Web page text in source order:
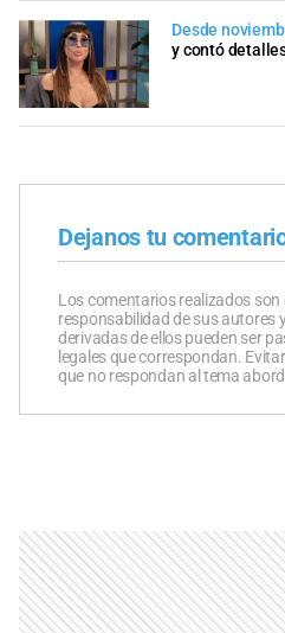
Desde
y contó
Dejanos tu
Los comentarios realizados son
responsabilidad de sus autores
derivadas de ellos pueden ser
legales que correspondan.
que no respondan al tema